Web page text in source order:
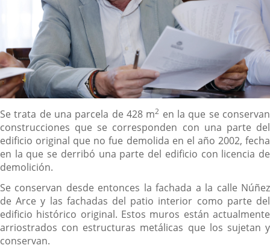
Descripción
Se trata de una parcela de 428 m2 en la que se conservan
construcciones que se corresponden con una parte del
edificio original que no fue demolida en el año 2002, fecha
en la que se derribó una parte del edificio con licencia de
demolición.
Se conservan desde entonces la fachada a la calle Núñez
de Arce y las fachadas del patio interior como parte del
edificio histórico original. Estos muros están actualmente
arriostrados con estructuras metálicas que los sujetan y
conservan.